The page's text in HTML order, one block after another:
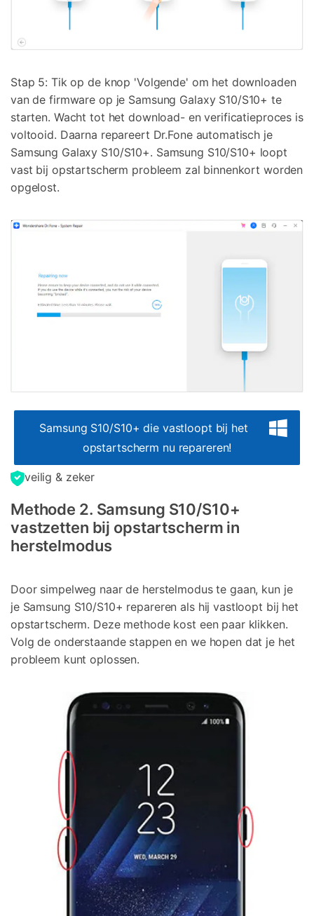
Stap 5: Tik op de knop 'Volgende' om het downloaden
van de firmware op je Samsung Galaxy S10/S10+ te
starten. Wacht tot het download- en verificatieproces is
voltooid. Daarna repareert Dr.Fone automatisch je
Samsung Galaxy S10/S10+. Samsung S10/S10+ loopt
vast bij opstartscherm probleem zal binnenkort worden
opgelost.
Samsung S10/S10+ die vastloopt bij het
opstartscherm nu repareren!
veilig & zeker
Methode 2. Samsung S10/S10+
vastzetten bij opstartscherm in
herstelmodus
Door simpelweg naar de herstelmodus te gaan, kun je
je Samsung S10/S10+ repareren als hij vastloopt bij het
opstartscherm. Deze methode kost een paar klikken.
Volg de onderstaande stappen en we hopen dat je het
probleem kunt oplossen.